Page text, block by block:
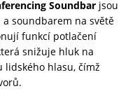
Soundbar jsou
soundbarem na světě
funkcí potlačení
snižuje hluk na
lidského hlasu, čímž